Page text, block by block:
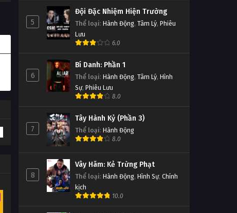
5
Đội Đặc Nhiệm Hiện Trường
Thể loại: Hành Động, Tâm Lý, Phiêu
Lưu
6.0
6
Bí Danh: Phần 1
Thể loại: Hành Động, Tâm Lý, Hình
Sự, Phiêu Lưu
8.0
7
Tây Hành Kỷ (Phần 3)
Thể loại: Hành Động
8.0
8
Vây Hãm: Kẻ Trừng Phạt
Thể loại: Hành Động, Hình Sự, Chính
kịch
10.0